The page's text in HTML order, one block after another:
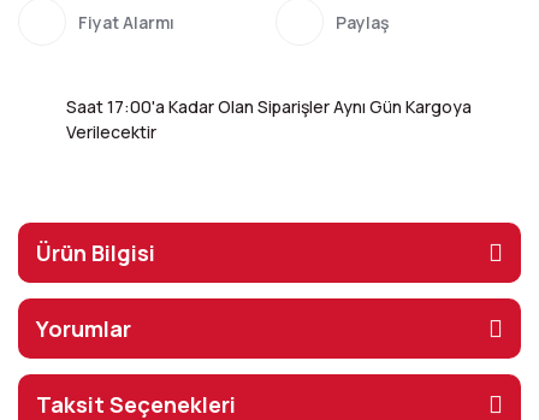
Fiyat Alarmı Paylaş
Saat 17:00'a Kadar Olan Siparişler Aynı Gün Kargoya
Verilecektir
Ürün Bilgisi
Yorumlar
Taksit Seçenekleri